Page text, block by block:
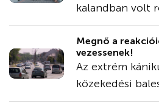
kalandban volt
Megnő a
vezessenek!
Az extrém
közekedési